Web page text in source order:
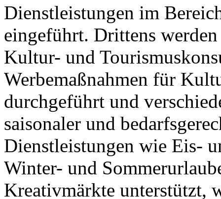
Dienstleistungen im
eingeführt. Drittens
Kultur- und
Werbemaßnahmen für
durchgeführt und
saisonaler und
Dienstleistungen wie Eis-
Winter- und
Kreativmärkte unterstützt,